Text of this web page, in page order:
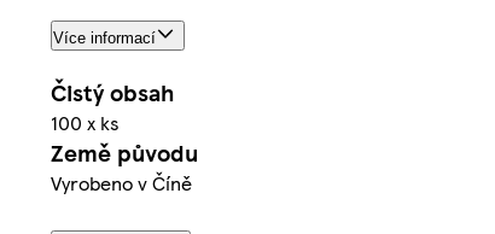
Více informací
Čistý obsah
100 x ks
Země původu
Vyrobeno v Číně